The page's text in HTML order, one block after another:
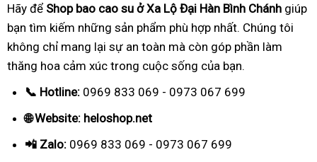
Hãy để Shop bao cao su ở Xa Lộ Đại Hàn Bình Chánh giúp
bạn tìm kiếm những sản phẩm phù hợp nhất. Chúng tôi
không chỉ mang lại sự an toàn mà còn góp phần làm
thăng hoa cảm xúc trong cuộc sống của bạn.
📞 Hotline: 0969 833 069 - 0973 067 699
🌐 Website: heloshop.net
📲 Zalo: 0969 833 069 - 0973 067 699